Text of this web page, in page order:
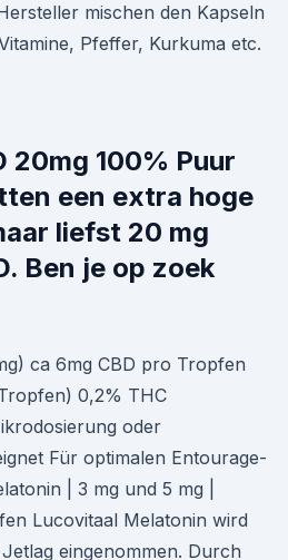
mischen den Kapseln
Pfeffer, Kurkuma etc.
20mg 100% Puur
een extra hoge
liefst 20 mg
Ben je op zoek
ca 6mg CBD pro Tropfen
0,2% THC
oder
Für optimalen Entourage-
| 3 mg und 5 mg |
Lucovitaal Melatonin wird
eingenommen. Durch